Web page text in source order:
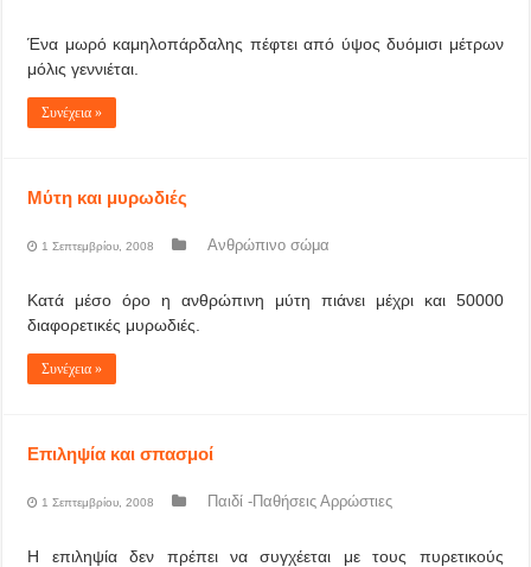
Ένα μωρό καμηλοπάρδαλης πέφτει από ύψος δυόμισι μέτρων
μόλις γεννιέται.
Συνέχεια »
Μύτη και μυρωδιές
1 Σεπτεμβρίου, 2008 Ανθρώπινο σώμα
Κατά μέσο όρο η ανθρώπινη μύτη πιάνει μέχρι και 50000
διαφορετικές μυρωδιές.
Συνέχεια »
Επιληψία και σπασμοί
1 Σεπτεμβρίου, 2008 Παιδί -Παθήσεις Αρρώστιες
Η επιληψία δεν πρέπει να συγχέεται με τους πυρετικούς